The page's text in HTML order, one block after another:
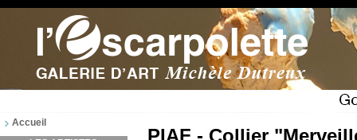
Accueil
PIAF - Collier